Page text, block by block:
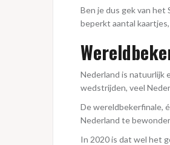
Ben je dus gek van het
beperkt aantal
Nederland is natuurlijk
wedstrijden, veel
De wereldbekerfinale,
Nederland te
In 2020 is dat wel het